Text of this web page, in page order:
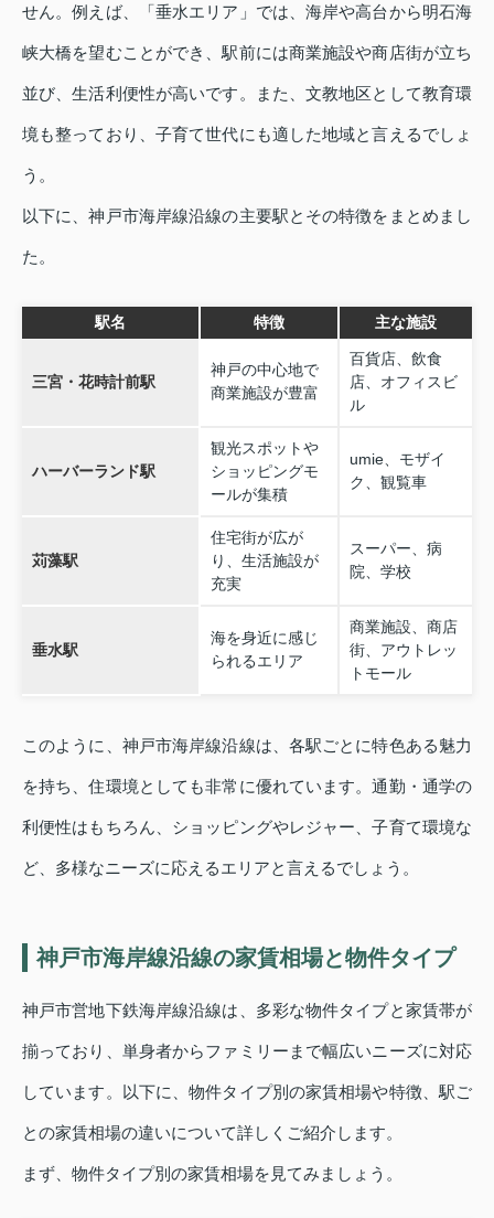
せん。例えば、「垂水エリア」では、海岸や高台から明石海
峡大橋を望むことができ、駅前には商業施設や商店街が立ち
並び、生活利便性が高いです。また、文教地区として教育環
境も整っており、子育て世代にも適した地域と言えるでしょ
う。
以下に、神戸市海岸線沿線の主要駅とその特徴をまとめまし
た。
駅名 特徴 主な施設
三宮・花時計前駅
神戸の中心地で
商業施設が豊富
百貨店、飲食
店、オフィスビ
ル
ハーバーランド駅
観光スポットや
ショッピングモ
ールが集積
umie、モザイ
ク、観覧車
苅藻駅
住宅街が広が
り、生活施設が
充実
スーパー、病
院、学校
垂水駅
海を身近に感じ
られるエリア
商業施設、商店
街、アウトレッ
トモール
このように、神戸市海岸線沿線は、各駅ごとに特色ある魅力
を持ち、住環境としても非常に優れています。通勤・通学の
利便性はもちろん、ショッピングやレジャー、子育て環境な
ど、多様なニーズに応えるエリアと言えるでしょう。
神戸市海岸線沿線の家賃相場と物件タイプ
神戸市営地下鉄海岸線沿線は、多彩な物件タイプと家賃帯が
揃っており、単身者からファミリーまで幅広いニーズに対応
しています。以下に、物件タイプ別の家賃相場や特徴、駅ご
との家賃相場の違いについて詳しくご紹介します。
まず、物件タイプ別の家賃相場を見てみましょう。